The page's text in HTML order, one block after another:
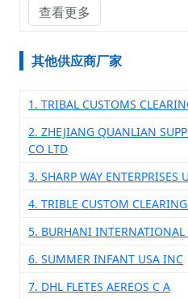
查看更多
其他供应商厂家
1. TRIBAL CUSTOMS
2. ZHEJIANG QUANLIAN
CO LTD
3. SHARP WAY
4. TRIBLE CUSTOM
5. BURHANI
6. SUMMER INFANT USA INC
7. DHL FLETES AEREOS C A